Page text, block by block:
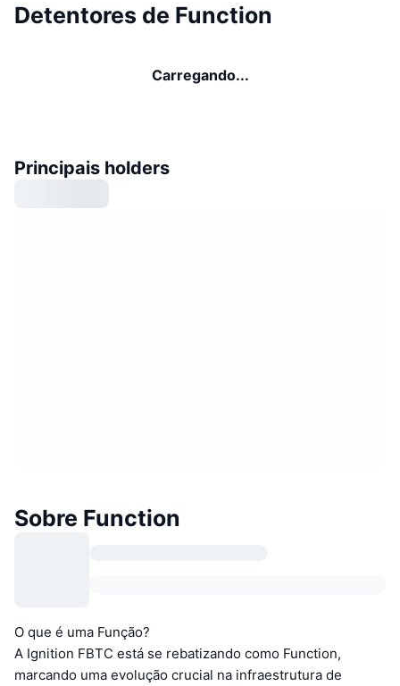
Detentores de Function
Carregando...
Principais holders
Sobre Function
O que é uma Função?
A Ignition FBTC está se rebatizando como Function,
marcando uma evolução crucial na infraestrutura de